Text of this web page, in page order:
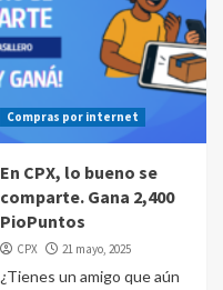
Compras por internet
En CPX, lo bueno se
comparte. Gana 2,400
PioPuntos
CPX 21 mayo, 2025
¿Tienes un amigo que aún